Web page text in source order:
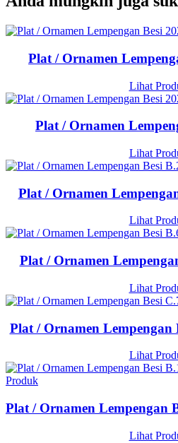
Plat / Ornamen
Lihat
Plat / Ornamen
Lihat
Plat / Ornamen
Lihat
Plat / Ornamen
Lihat
Plat / Ornamen Lempengan
Lihat
Produk
Plat / Ornamen Lempengan
Lihat